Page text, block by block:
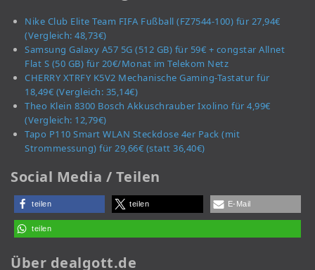
Nike Club Elite Team FIFA Fußball (FZ7544-100) für 27,94€
(Vergleich: 48,73€)
Samsung Galaxy A57 5G (512 GB) für 59€ + congstar Allnet
Flat S (50 GB) für 20€/Monat im Telekom Netz
CHERRY XTRFY K5V2 Mechanische Gaming-Tastatur für
18,49€ (Vergleich: 35,14€)
Theo Klein 8300 Bosch Akkuschrauber Ixolino für 4,99€
(Vergleich: 12,79€)
Tapo P110 Smart WLAN Steckdose 4er Pack (mit
Strommessung) für 29,66€ (statt 36,40€)
Social Media / Teilen
teilen teilen E-Mail
teilen
Über dealgott.de